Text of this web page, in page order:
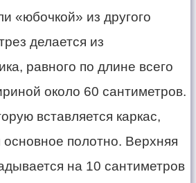
«юбочкой» из другого
делается из
равного по длине всего
около 60 сантиметров.
вставляется каркас,
полотно. Верхняя
на 10 сантиметров